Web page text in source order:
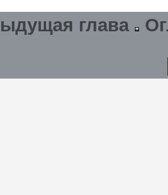
глава